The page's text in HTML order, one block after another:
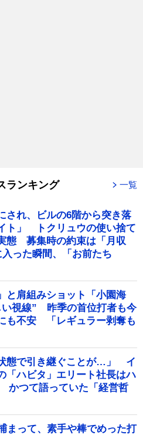
ランキング 一覧
され、ビルの6階から突き落
ト」 トクリュウの使い捨て
態 募集時の約束は「月収
った瞬間、「お前たち
と肩組みショット「小園海
い視線” 昨季の首位打者も今
も不安 「レギュラー剥奪も
状態で引き継ぐことが…」 イ
「ハビタ」エリート社長はハ
かつて語っていた「経営哲
まって、素手や棒でめった打